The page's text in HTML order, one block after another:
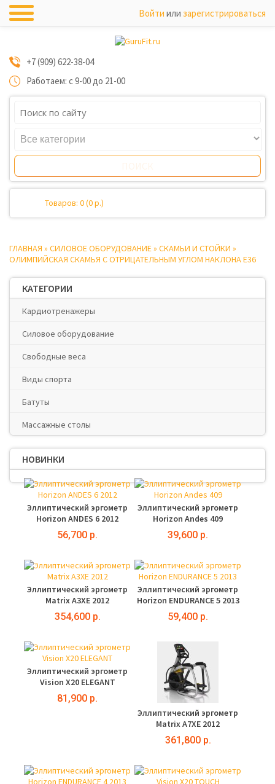
Войти или зарегистрироваться
+7 (909) 622-38-04
Работаем: с 9-00 до 21-00
Товаров: 0 (0 р.)
ГЛАВНАЯ » СИЛОВОЕ ОБОРУДОВАНИЕ» СКАМЬИ И СТОЙКИ »
ОЛИМПИЙСКАЯ СКАМЬЯ С ОТРИЦАТЕЛЬНЫМ УГЛОМ НАКЛОНА E36
КАТЕГОРИИ
Кардиотренажеры
Силовое оборудование
Свободные веса
Виды спорта
Батуты
Массажные столы
НОВИНКИ
Эллиптический эргометр
Horizon ANDES 6 2012
56,700 р.
Эллиптический эргометр
Horizon Andes 409
39,600 р.
Эллиптический эргометр
Matrix A3XE 2012
354,600 р.
Эллиптический эргометр
Horizon ENDURANCE 5 2013
59,400 р.
Эллиптический эргометр
Vision X20 ELEGANT
81,900 р.
Эллиптический эргометр
Matrix A7XE 2012
361,800 р.